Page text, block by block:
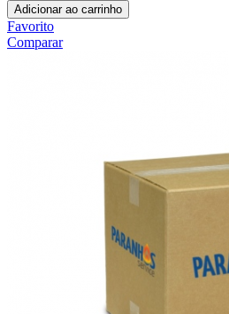
Adicionar ao carrinho
Favorito
Comparar